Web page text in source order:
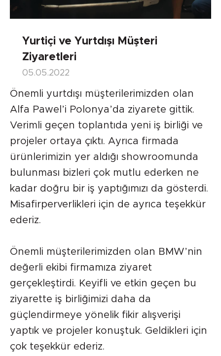
Yurtiçi ve Yurtdışı Müşteri
Ziyaretleri
05.05.2022
Önemli yurtdışı müşterilerimizden olan
Alfa Pawel’i Polonya’da ziyarete gittik.
Verimli geçen toplantıda yeni iş birliği ve
projeler ortaya çıktı. Ayrıca firmada
ürünlerimizin yer aldığı showroomunda
bulunması bizleri çok mutlu ederken ne
kadar doğru bir iş yaptığımızı da gösterdi.
Misafirperverlikleri için de ayrıca teşekkür
ederiz.
Önemli müşterilerimizden olan BMW’nin
değerli ekibi firmamıza ziyaret
gerçekleştirdi. Keyifli ve etkin geçen bu
ziyarette iş birliğimizi daha da
güçlendirmeye yönelik fikir alışverişi
yaptık ve projeler konuştuk. Geldikleri için
çok teşekkür ederiz.